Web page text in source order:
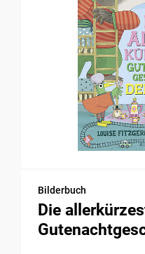
Bilderbuch
Die